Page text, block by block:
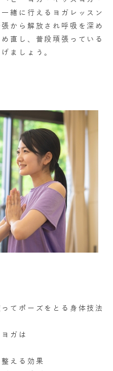
緒に行えるヨガレッスン
から解放され呼吸を深め
直し、普段頑張っている
ましょう。
てポーズをとる身体技法
ガは
える効果